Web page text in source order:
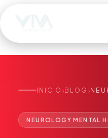
RESERVAR
+1 305 209 0001
INICIO ›BLOG ›
NEUROLOGY MENTAL